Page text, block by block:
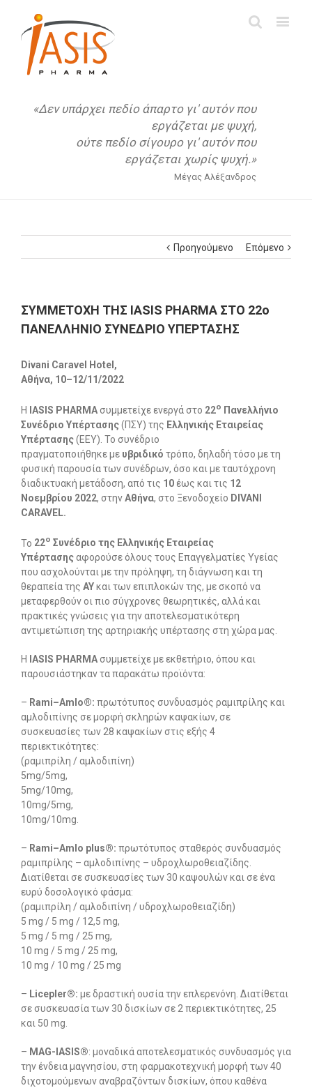
«Δεν υπάρχει πεδίο άπαρτο γι' αυτόν που
εργάζεται με ψυχή,
ούτε πεδίο σίγουρο γι' αυτόν που
εργάζεται χωρίς ψυχή.»
Μέγας Αλέξανδρος
Προηγούμενο Επόμενο
ΣΥΜΜΕΤΟΧΗ ΤΗΣ IΑSIS PHARMA ΣΤΟ 22ο
ΠΑΝΕΛΛΗΝΙΟ ΣΥΝΕΔΡΙΟ ΥΠΕΡΤΑΣΗΣ
Divani Caravel Hotel ,
Αθήνα, 10–12/11/2022
Η IASIS PHARMA συμμετείχε ενεργά στο 22ο Πανελλήνιο
Συνέδριο Υπέρτασης(ΠΣΥ) της Ελληνικής Εταιρείας
Υπέρτασης(ΕΕΥ). Το συνέδριο
πραγματοποιήθηκε με υβριδικό τρόπο, δηλαδή τόσο με τη
φυσική παρουσία των συνέδρων, όσο και με ταυτόχρονη
διαδικτυακή μετάδοση, από τις 10 έως και τις 12
Νοεμβρίου 2022, στηνΑθήνα, στο Ξενοδοχείο DIVANI
CARAVEL.
Το 22ο Συνέδριο της Ελληνικής Εταιρείας
Υπέρτασηςαφορούσε όλους τους Επαγγελματίες Υγείας
που ασχολούνται με την πρόληψη, τη διάγνωση και τη
θεραπεία της ΑΥκαι των επιπλοκών της, με σκοπό να
μεταφερθούν οι πιο σύγχρονες θεωρητικές, αλλά και
πρακτικές γνώσεις για την αποτελεσματικότερη
αντιμετώπιση της αρτηριακής υπέρτασης στη χώρα μας.
Η ΙΑSIS PHARMA συμμετείχε με εκθετήριο, όπου και
παρουσιάστηκαν τα παρακάτω προϊόντα:
– Rami–Amlo®: πρωτότυπος συνδυασμός ραμιπρίλης και
αμλοδιπίνης σε μορφή σκληρών καψακίων, σε
συσκευασίες των 28 καψακίων στις εξής 4
περιεκτικότητες:
(ραμιπρίλη / αμλοδιπίνη)
5mg/5mg,
5mg/10mg,
10mg/5mg,
10mg/10mg.
– Rami–Amlo plus®: πρωτότυπος σταθερός συνδυασμός
ραμιπρίλης – αμλοδιπίνης – υδροχλωροθειαζίδης.
Διατίθεται σε συσκευασίες των 30 καψουλών και σε ένα
ευρύ δοσολογικό φάσμα:
(ραμιπρίλη / αμλοδιπίνη / υδροχλωροθειαζίδη)
5 mg / 5 mg / 12,5 mg,
5 mg / 5 mg / 25 mg,
10 mg / 5 mg / 25 mg,
10 mg / 10 mg / 25 mg
– Licepler®: με δραστική ουσία την επλερενόνη. Διατίθεται
σε συσκευασία των 30 δισκίων σε 2 περιεκτικότητες, 25
και 50 mg.
– MAG-IASIS®: μοναδικά αποτελεσματικός συνδυασμός για
την ένδεια μαγνησίου, στη φαρμακοτεχνική μορφή των 40
διχοτομούμενων αναβραζόντων δισκίων, όπου καθένα